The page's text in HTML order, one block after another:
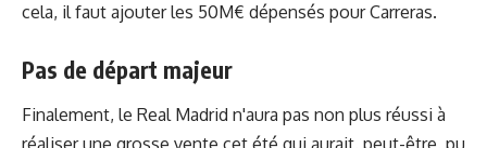
cela, il faut ajouter les 50M€ dépensés pour Carreras.
Pas de départ majeur
Finalement, le Real Madrid n'aura pas non plus réussi à
réaliser une grosse vente cet été qui aurait, peut-être, pu